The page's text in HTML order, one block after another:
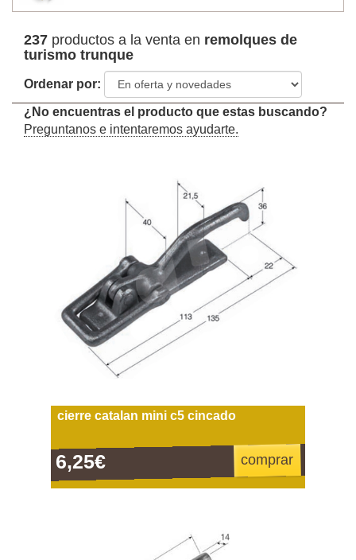
237 productos a la venta en remolques de
turismo trunque
Ordenar por:
¿No encuentras el producto que estas buscando?
Preguntanos e intentaremos ayudarte.
cierre catalan mini c5 cincado
6,25€ comprar